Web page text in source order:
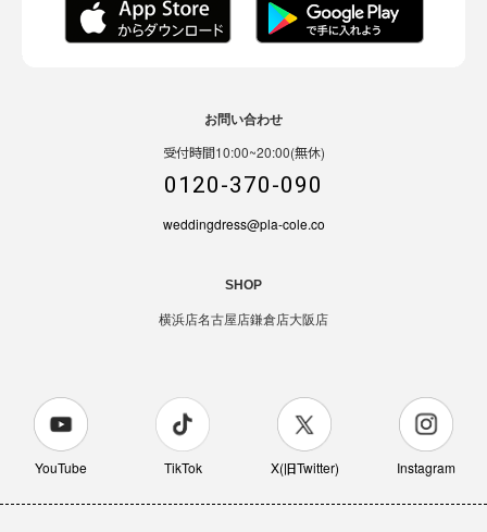
お問い合わせ
受付時間10:00~20:00(無休)
0120-370-090
weddingdress@pla-cole.co
SHOP
横浜店名古屋店鎌倉店大阪店
YouTube TikTok X(旧Twitter) Instagram